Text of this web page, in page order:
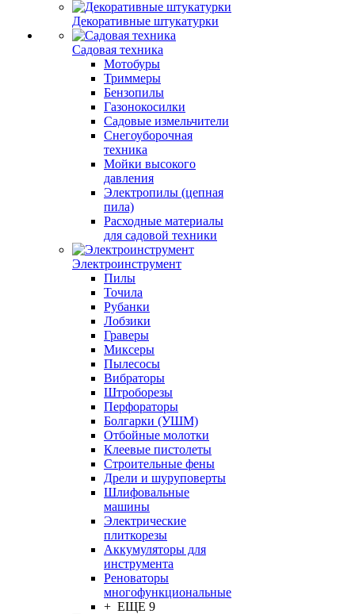
Декоративные штукатурки
Садовая техника
Мотобуры
Триммеры
Бензопилы
Газонокосилки
Садовые измельчители
Снегоуборочная
техника
Мойки высокого
давления
Электропилы (цепная
пила)
Расходные материалы
для садовой техники
Электроинструмент
Пилы
Точила
Рубанки
Лобзики
Граверы
Миксеры
Пылесосы
Вибраторы
Штроборезы
Перфораторы
Болгарки (УШМ)
Отбойные молотки
Клеевые пистолеты
Строительные фены
Дрели и шуруповерты
Шлифовальные
машины
Электрические
плиткорезы
Аккумуляторы для
инструмента
Реноваторы
многофункциональные
+ ЕЩЕ 9